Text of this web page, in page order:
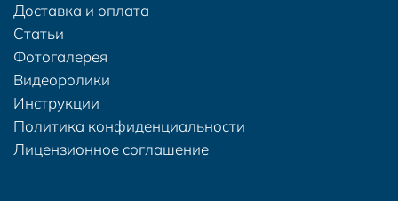
Доставка и оплата
Статьи
Фотогалерея
Видеоролики
Инструкции
Политика конфиденциальности
Лицензионное соглашение